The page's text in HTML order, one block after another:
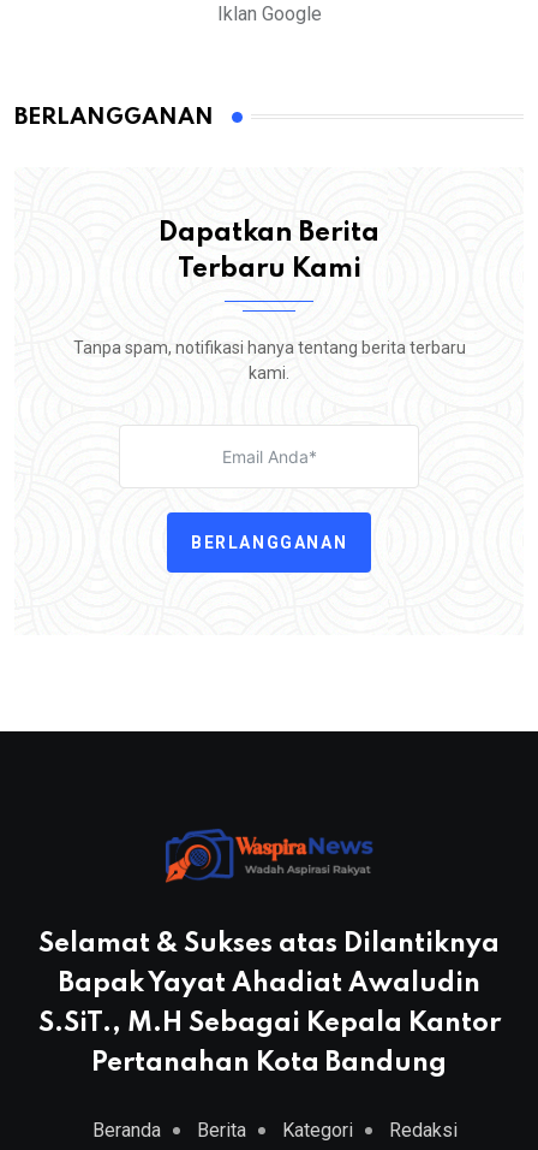
Iklan Google
BERLANGGANAN
Dapatkan Berita
Terbaru Kami
Tanpa spam, notifikasi hanya tentang berita terbaru
kami.
BERLANGGANAN
Selamat & Sukses atas Dilantiknya
Bapak Yayat Ahadiat Awaludin
S.SiT., M.H Sebagai Kepala Kantor
Pertanahan Kota Bandung
Beranda Berita Kategori Redaksi